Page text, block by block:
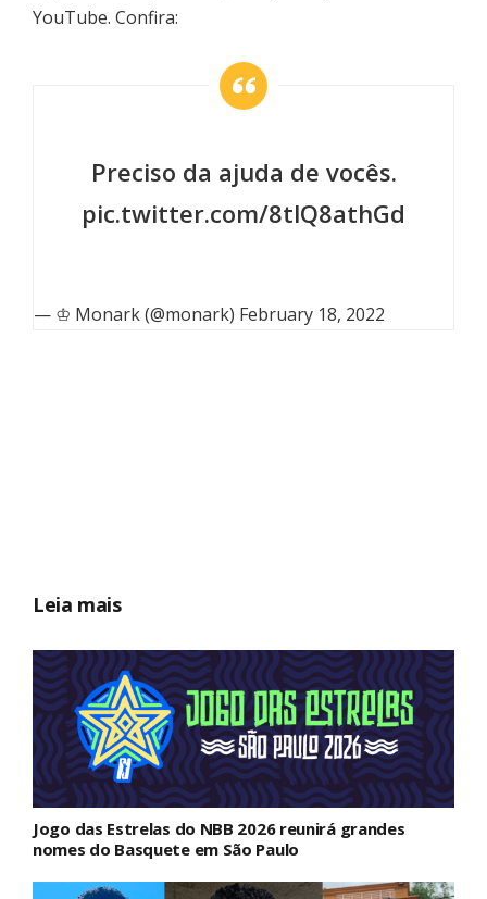
YouTube. Confira:
Preciso da ajuda de vocês.
pic.twitter.com/8tlQ8athGd
— ♔ Monark (@monark) February 18, 2022
Leia mais
Jogo das Estrelas do NBB 2026 reunirá grandes
nomes do Basquete em São Paulo